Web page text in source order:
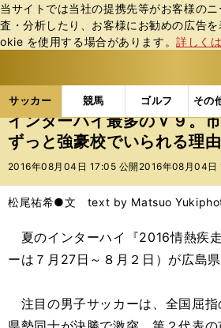
当サイトでは当社の提携先等がお客様の
査・分析したり、お客様にお勧めの広告
okie を使⽤する場合があります。詳しく
サッカー 競馬 ゴルフ その
ス
ポ
ル
バ
サッカーの記事一覧 Jリーグ
インターハイ最多のＶ９。
ずっと強豪校でいられる理由
2016年08月04日 17:05 公開 2016年08月04日
松尾祐希●文 text by Matsuo Yuki
夏のインターハイ『2016情熱疾
ーは７月27日～８月２日）が広島県
注目の男子サッカーは、全国屈指